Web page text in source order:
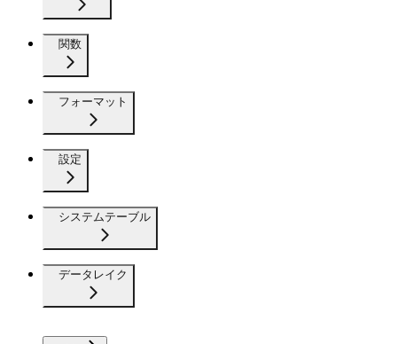
関数
フォーマット
設定
システムテーブル
データレイク